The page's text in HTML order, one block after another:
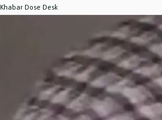
Khabar Dose Desk